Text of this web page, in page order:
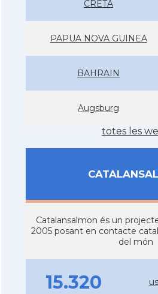
CRETA
PAPUA NOVA GUINEA
BAHRAIN
Augsburg
totes les
Catalansalmon és un
2005 posant en contacte
del món
15.320